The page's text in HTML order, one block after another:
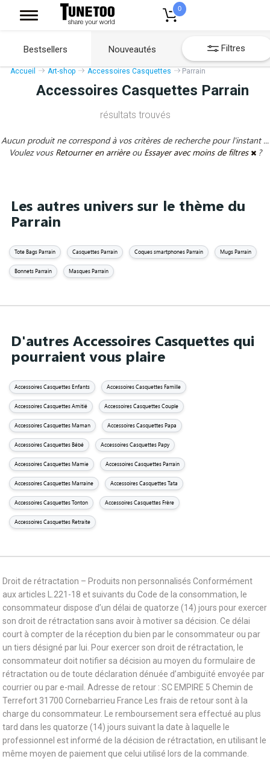
0
Bestsellers Nouveautés Filtres
Accueil Art-shop Accessoires Casquettes Parrain
Accessoires Casquettes Parrain
résultats trouvés
Aucun produit ne correspond à vos critères de recherche pour l'instant ...
Voulez vous Retourner en arrière ou Essayer avec moins de filtres ?
Les autres univers sur le thème du
Parrain
Tote Bags Parrain Casquettes Parrain Coques smartphones Parrain Mugs Parrain
Bonnets Parrain Masques Parrain
D'autres Accessoires Casquettes qui
pourraient vous plaire
Accessoires Casquettes Enfants Accessoires Casquettes Famille
Accessoires Casquettes Amitié Accessoires Casquettes Couple
Accessoires Casquettes Maman Accessoires Casquettes Papa
Accessoires Casquettes Bébé Accessoires Casquettes Papy
Accessoires Casquettes Mamie Accessoires Casquettes Parrain
Accessoires Casquettes Marraine Accessoires Casquettes Tata
Accessoires Casquettes Tonton Accessoires Casquettes Frère
Accessoires Casquettes Retraite
Droit de rétractation – Produits non personnalisés Conformément
aux articles L.221-18 et suivants du Code de la consommation, le
consommateur dispose d’un délai de quatorze (14) jours pour exercer
son droit de rétractation sans avoir à motiver sa décision. Ce délai
court à compter de la réception du bien par le consommateur ou par
un tiers désigné par lui. Pour exercer son droit de rétractation, le
consommateur doit notifier sa décision au moyen du formulaire de
rétractation ou de toute déclaration dénuée d’ambiguïté envoyée par
courrier ou par e-mail. Adresse de retour : SC EMPIRE 5 Chemin de
Terrefort 31700 Cornebarrieu France Les frais de retour sont à la
charge du consommateur. Le remboursement sera effectué au plus
tard dans les quatorze (14) jours suivant la date à laquelle le
professionnel est informé de la décision de rétractation, en utilisant le
même moyen de paiement que celui utilisé lors de la commande.